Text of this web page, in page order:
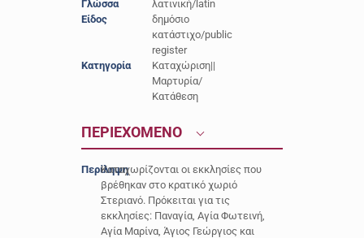
Γλώσσα
λατινική/latin
Είδος
δημόσιο
κατάστιχο/public
register
Κατηγορία
Καταχώριση||
Μαρτυρία/
Κατάθεση
ΠΕΡΙΕΧΟΜΕΝΟ
Περίληψη
Καταχωρίζονται οι εκκλησίες που
βρέθηκαν στο κρατικό χωριό
Στεριανό. Πρόκειται για τις
εκκλησίες: Παναγία, Αγία Φωτεινή,
Αγία Μαρίνα, Άγιος Γεώργιος και